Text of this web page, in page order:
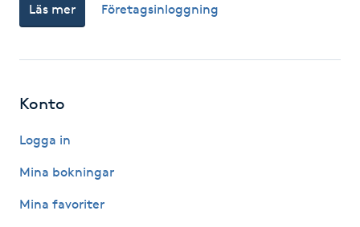
Hypnos
Hårborttagning
Hårbottenbehandling
Hårförlängning
Läs mer Företagsinloggning
Konto
Logga in
Mina bokningar
Mina favoriter